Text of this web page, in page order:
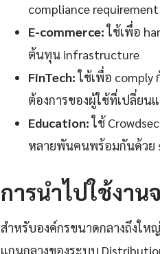
compliance requirement
E-commerce:ใช้เพื่อ
ต้นทุน infrastructure
FinTech:ใช้เพื่อ
ต้องการของผู้ใช้ที่เปลี่ยนแ
Education:ใช้
หลายพันคนพร้อมกันด้วย
การนำไปใช้งาน
สำหรับองค์กรขนาดกลางถึงให
แกนกลางของระบบ